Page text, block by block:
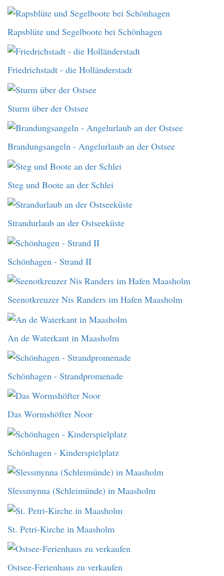
Rapsblüte und Segelboote bei Schönhagen
Friedrichstadt - die Holländerstadt
Sturm über der Ostsee
Brandungsangeln - Angelurlaub an der Ostsee
Steg und Boote an der Schlei
Strandurlaub an der Ostseeküste
Schönhagen - Strand II
Seenotkreuzer Nis Randers im Hafen Maasholm
An de Waterkant in Maasholm
Schönhagen - Strandpromenade
Das Wormshöfter Noor
Schönhagen - Kinderspielplatz
Slessmynna (Schleimünde) in Maasholm
St. Petri-Kirche in Maasholm
Ostsee-Ferienhaus zu verkaufen